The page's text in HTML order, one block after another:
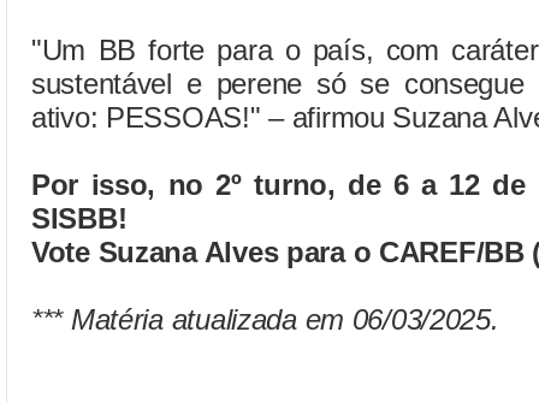
"Um BB forte para o país, com
sustentável e perene só se
ativo: PESSOAS!" – afirmou Suzana
Por isso, no 2º turno, de 6 a 12 de
SISBB!
Vote Suzana Alves para o CAREF/
*** Matéria atualizada em 06/03/2025.